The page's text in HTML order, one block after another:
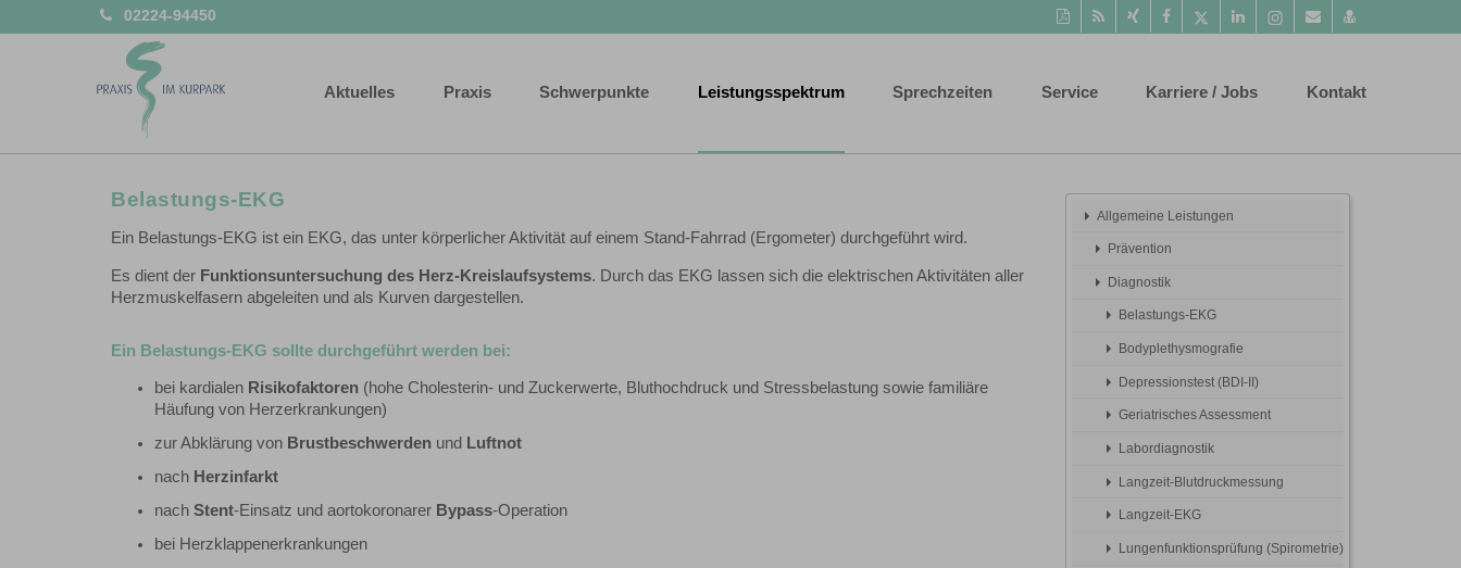
02224-94450
Diese
Seite
drucken
RSS-
Feed
Auf
Xing
Auf
Facebook
Twitter
Auf
LinkedIn
Instagram-
Seite
Per
Mail
vCard
speichern
Aktuelles Praxis Schwerpunkte Leistungsspektrum Sprechzeiten Service Karriere / Jobs Kontakt
Belastungs-EKG
Ein Belastungs-EKG ist ein EKG, das unter körperlicher Aktivität auf einem Stand-Fahrrad (Ergometer) durchgeführt wird.
Es dient der Funktionsuntersuchung des Herz-Kreislaufsystems. Durch das EKG lassen sich die elektrischen Aktivitäten aller
Herzmuskelfasern abgeleiten und als Kurven dargestellen.
Ein Belastungs-EKG sollte durchgeführt werden bei:
bei kardialen Risikofaktoren (hohe Cholesterin- und Zuckerwerte, Bluthochdruck und Stressbelastung sowie familiäre
Häufung von Herzerkrankungen)
zur Abklärung von Brustbeschwerden und Luftnot
nach Herzinfarkt
nach Stent-Einsatz und aortokoronarer Bypass-Operation
bei Herzklappenerkrankungen
Allgemeine Leistungen
Prävention
Diagnostik
Belastungs-EKG
Bodyplethysmografie
Depressionstest (BDI-II)
Geriatrisches Assessment
Labordiagnostik
Langzeit-Blutdruckmessung
Langzeit-EKG
Lungenfunktionsprüfung (Spirometrie)